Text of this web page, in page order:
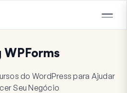
WPForms
do WordPress para Ajudar
Seu Negócio